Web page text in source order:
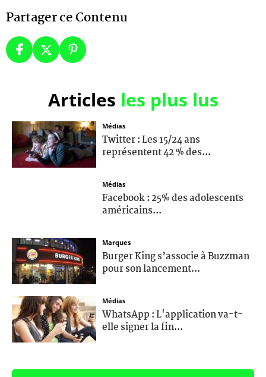
Partager ce Contenu
Articles les plus lus
Médias
Twitter : Les 15/24 ans
représentent 42 % des...
Médias
Facebook : 25% des adolescents
américains...
Marques
Burger King s’associe à Buzzman
pour son lancement...
Médias
WhatsApp : L'application va-t-
elle signer la fin...